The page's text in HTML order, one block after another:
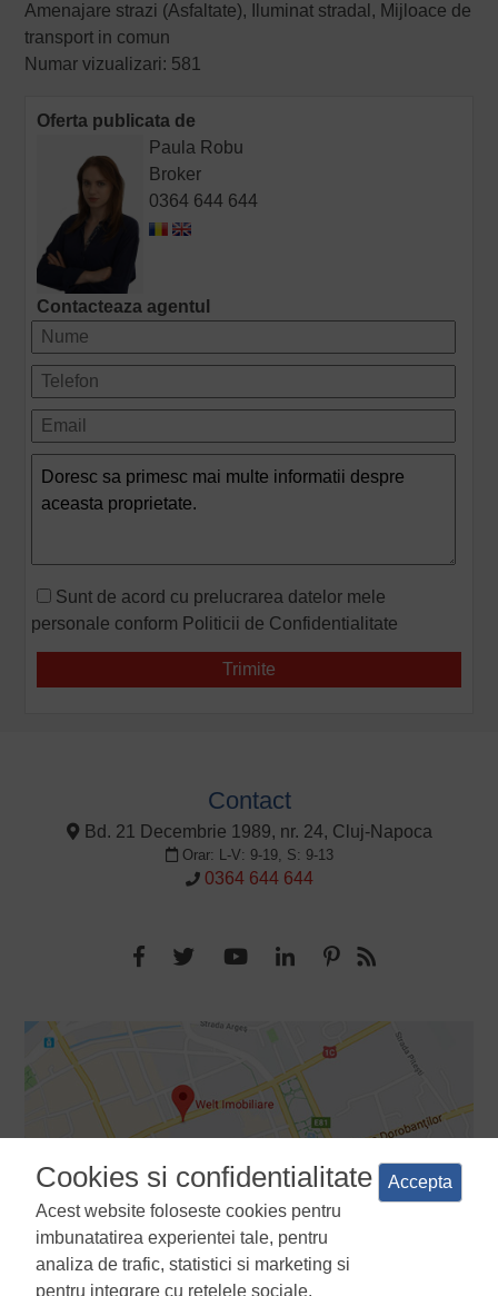
Amenajare strazi (Asfaltate), Iluminat stradal, Mijloace de
transport in comun
Numar vizualizari: 581
Oferta publicata de
Paula Robu
Broker
0364 644 644
Contacteaza agentul
Sunt de acord cu prelucrarea datelor mele
personale conform Politicii de Confidentialitate
Contact
Bd. 21 Decembrie 1989, nr. 24, Cluj-Napoca
Orar: L-V: 9-19, S: 9-13
0364 644 644
Cookies si confidentialitate
Acest website foloseste cookies pentru
imbunatatirea experientei tale, pentru
analiza de trafic, statistici si marketing si
pentru integrare cu retelele sociale.
Accepta